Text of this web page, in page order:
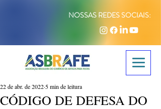
NOSSAS REDES SOCIAIS:
CÓDIGO DE DEFESA DO
22 de abr. de 2022 5 min de leitura